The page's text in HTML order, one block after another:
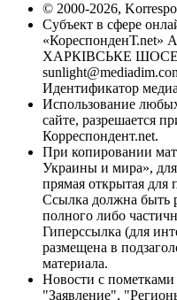
© 2000-2026,
Субъект в сфере
«КореспонденТ.net»
ХАРКІВСЬКЕ ШОСЕ,
Идентификатор
Использование
сайте, разрешается
Корреспондент.net.
При копировании
Украины и мира», для
прямая открытая для
Ссылка должна быть
полного либо
Гиперссылка (для
размещена в
материала.
Новости с
"Заявление",